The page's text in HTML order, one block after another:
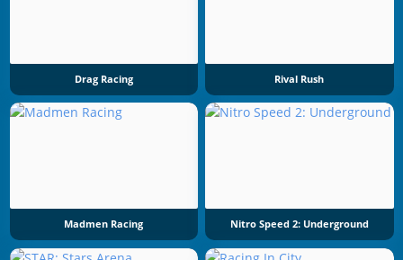
Drag Racing Rival Rush
Madmen Racing Nitro Speed 2: Underground